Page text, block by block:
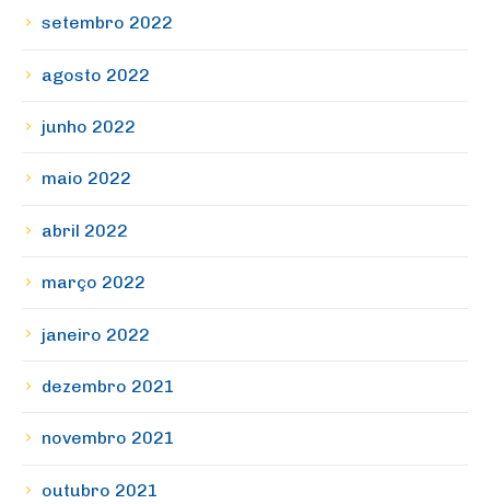
setembro 2022
agosto 2022
junho 2022
maio 2022
abril 2022
março 2022
janeiro 2022
dezembro 2021
novembro 2021
outubro 2021